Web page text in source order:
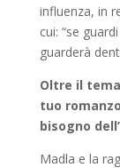
influenza, in
cui: “se
guarderà
Oltre il
tuo
bisogno
Madla e la